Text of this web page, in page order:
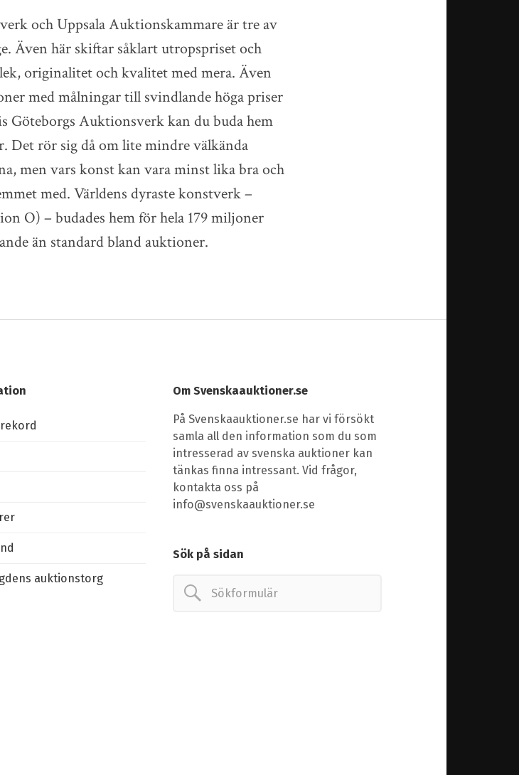
och Uppsala Auktionskammare är tre av
Även här skiftar såklart utropspriset och
originalitet och kvalitet med mera. Även
med målningar till svindlande höga priser
Göteborgs Auktionsverk kan du buda hem
Det rör sig då om lite mindre välkända
men vars konst kan vara minst lika bra och
med. Världens dyraste konstverk –
O) – budades hem för hela 179 miljoner
än standard bland auktioner.
auktionstorg
Om Svenskaauktioner.se
På Svenskaauktioner.se har vi försökt
samla all den information som du som
intresserad av svenska auktioner kan
tänkas finna intressant. Vid frågor,
kontakta oss på
info@svenskaauktioner.se
Sök på sidan